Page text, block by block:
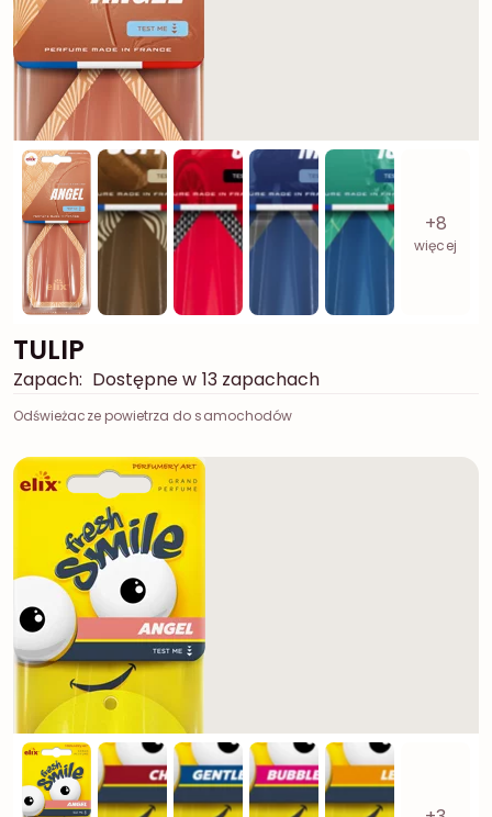
+8
więcej
TULIP
Zapach: Dostępne w 13 zapachach
Odświeżacze powietrza do samochodów